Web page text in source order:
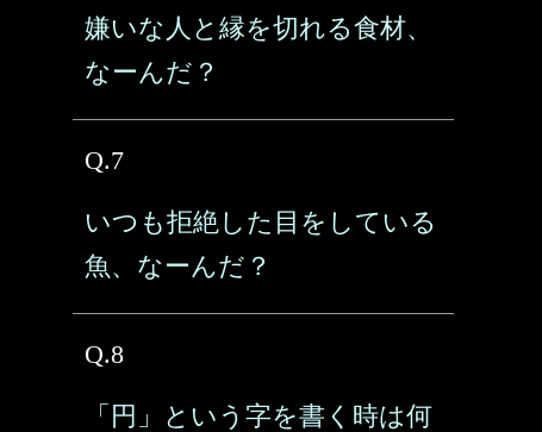
嫌いな人と縁を切れる食材、
なーんだ？
Q.7
いつも拒絶した目をしている
魚、なーんだ？
Q.8
「円」という字を書く時は何